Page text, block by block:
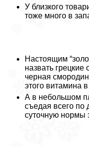
У близкого
тоже много в
Настоящим
назвать
черная
этого витамина
А в небольшом
съедая всего по
суточную нормы